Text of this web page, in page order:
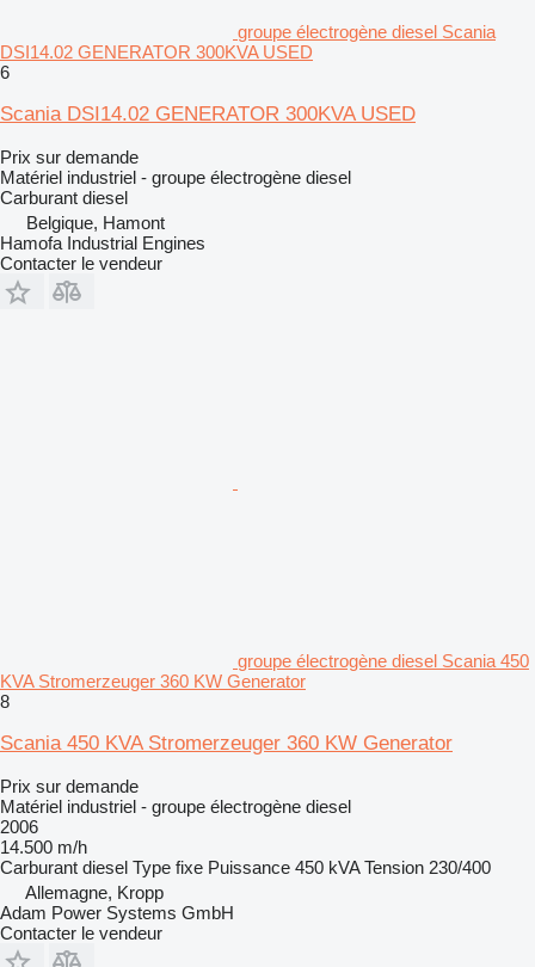
groupe électrogène diesel Scania
DSI14.02 GENERATOR 300KVA USED
6
Scania DSI14.02 GENERATOR 300KVA USED
Prix sur demande
Matériel industriel - groupe électrogène diesel
Carburant diesel
Belgique, Hamont
Hamofa Industrial Engines
Contacter le vendeur
groupe électrogène diesel Scania 450
KVA Stromerzeuger 360 KW Generator
8
Scania 450 KVA Stromerzeuger 360 KW Generator
Prix sur demande
Matériel industriel - groupe électrogène diesel
2006
14.500 m/h
Carburant diesel Type fixe Puissance 450 kVA Tension 230/400
Allemagne, Kropp
Adam Power Systems GmbH
Contacter le vendeur